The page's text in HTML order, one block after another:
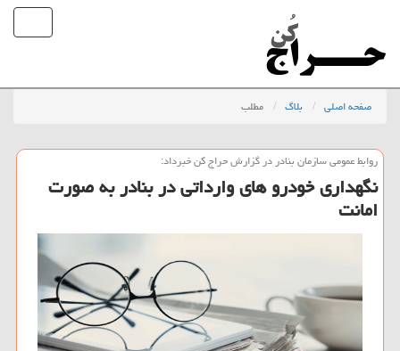
صفحه اصلی بلاگ مطلب
روابط عمومی سازمان بنادر در گزارش حراج كن خبرداد:
نگهداری خودرو های وارداتی در بنادر به صورت
امانت